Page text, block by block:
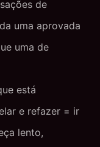
de
uma aprovada
uma de
está
e refazer = ir
lento,